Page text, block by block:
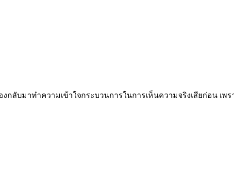
กลับมาทำความเข้าใจกระบวนการในการเห็นความจริงเสียก่อน เ